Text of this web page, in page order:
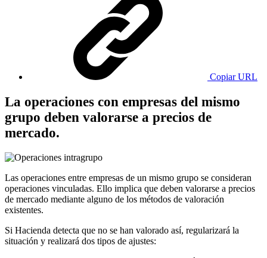
Copiar URL
La operaciones con empresas del mismo
grupo deben valorarse a precios de
mercado.
Las operaciones entre empresas de un mismo grupo se consideran
operaciones vinculadas. Ello implica que deben valorarse a precios
de mercado mediante alguno de los métodos de valoración
existentes.
Si Hacienda detecta que no se han valorado así, regularizará la
situación y realizará dos tipos de ajustes: